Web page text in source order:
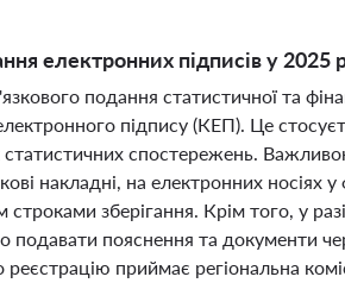
електронних підписів у 2025
подання статистичної та
підпису (КЕП). Це
статистичних спостережень.
накладні, на електронних носіях
строками зберігання. Крім того, у
пояснення та документи
приймає регіональна